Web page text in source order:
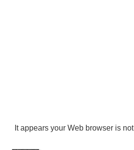
It appears your Web browser is